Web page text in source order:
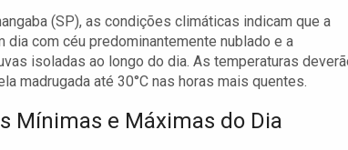
(SP), as condições climáticas indicam que a
dia com céu predominantemente nublado e a
isoladas ao longo do dia. As temperaturas
madrugada até 30°C nas horas mais quentes.
Mínimas e Máximas do Dia